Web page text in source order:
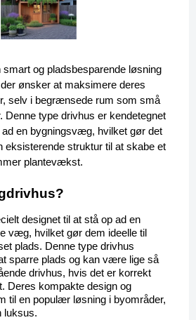
og pladsbesparende løsning
ønsker at maksimere deres
selv i begrænsede rum som små
Denne type drivhus er kendetegnet
en bygningsvæg, hvilket gør det
eksisterende struktur til at skabe et
plantevækst.
designet til at stå op ad en
væg, hvilket gør dem ideelle til
plads. Denne type drivhus
sparre plads og kan være lige så
drivhus, hvis det er korrekt
Deres kompakte design og
til en populær løsning i byområder,
luksus.